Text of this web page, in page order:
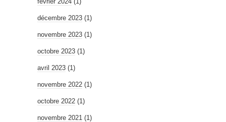
décembre 2023 (1)
novembre 2023 (1)
octobre 2023 (1)
avril 2023 (1)
novembre 2022 (1)
octobre 2022 (1)
novembre 2021 (1)